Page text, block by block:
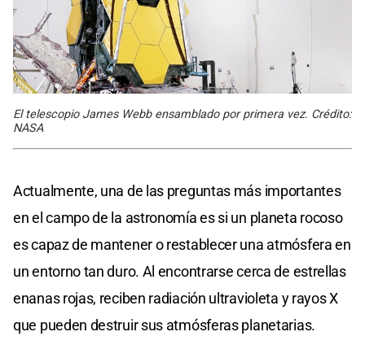
El telescopio James Webb ensamblado por primera vez. Crédito:
NASA
Actualmente, una de las preguntas más importantes
en el campo de la astronomía es si un planeta rocoso
es capaz de mantener o restablecer una atmósfera en
un entorno tan duro. Al encontrarse cerca de estrellas
enanas rojas, reciben radiación ultravioleta y rayos X
que pueden destruir sus atmósferas planetarias.